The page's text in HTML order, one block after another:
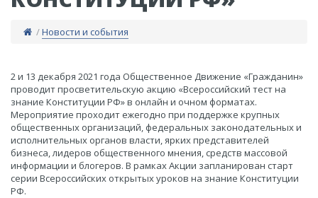
/Новости и события
​2 и 13 декабря 2021 года Общественное Движение «Гражданин»
проводит просветительскую акцию «Всероссийский тест на
знание Конституции РФ» в онлайн и очном форматах.
Мероприятие проходит ежегодно при поддержке крупных
общественных организаций, федеральных законодательных и
исполнительных органов власти, ярких представителей
бизнеса, лидеров общественного мнения, средств массовой
информации и блогеров. В рамках Акции запланирован старт
серии Всероссийских открытых уроков на знание Конституции
РФ.